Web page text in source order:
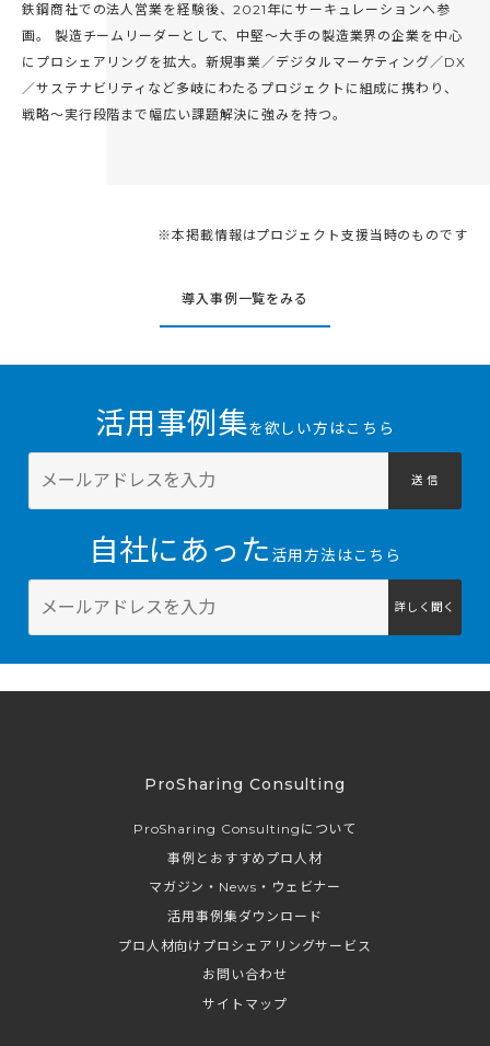
鉄鋼商社での法人営業を経験後、2021年にサーキュレーションへ参
画。 製造チームリーダーとして、中堅〜大手の製造業界の企業を中心
にプロシェアリングを拡大。新規事業／デジタルマーケティング／DX
／サステナビリティなど多岐にわたるプロジェクトに組成に携わり、
戦略〜実行段階まで幅広い課題解決に強みを持つ。
※本掲載情報はプロジェクト支援当時のものです
導入事例一覧をみる
活用事例集を欲しい方はこちら
送 信
自社にあった 活用方法はこちら
詳しく聞く
ProSharing Consulting
ProSharing Consultingについて
事例とおすすめプロ人材
マガジン・News・ウェビナー
活用事例集ダウンロード
プロ人材向けプロシェアリングサービス
お問い合わせ
サイトマップ